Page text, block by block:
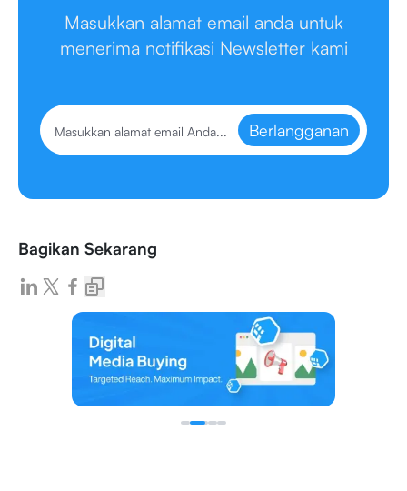
Masukkan alamat email anda untuk
menerima notifikasi Newsletter kami
Berlangganan
Bagikan Sekarang